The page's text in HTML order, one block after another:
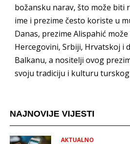
božansku narav, što može biti
ime i prezime često koriste u
Danas, prezime Alispahić
Hercegovini, Srbiji, Hrvatskoj i
Balkanu, a nositelji ovog
svoju tradiciju i kulturu
NAJNOVIJE VIJESTI
AKTUALNO